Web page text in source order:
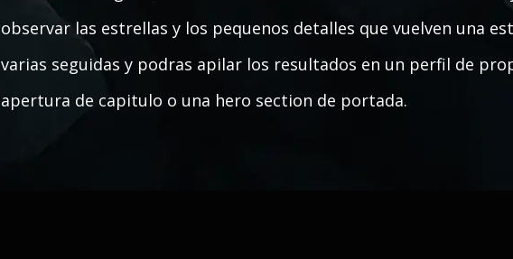
observar las estrellas y los pequenos detalles que vuelven una
varias seguidas y podras apilar los resultados en un perfil de
apertura de capitulo o una hero section de portada.